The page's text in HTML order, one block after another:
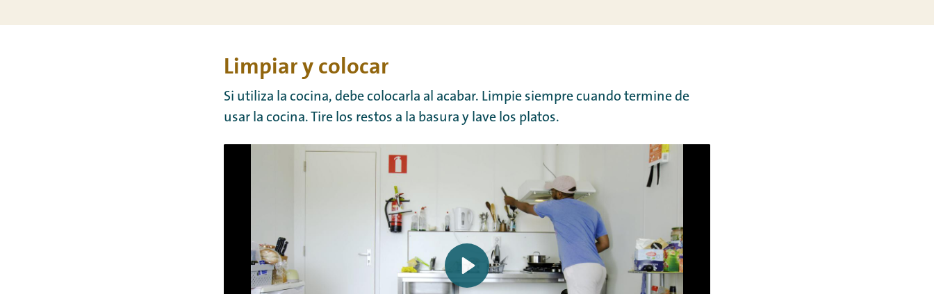
Limpiar y colocar
Si utiliza la cocina, debe colocarla al acabar. Limpie siempre cuando termine de
usar la cocina. Tire los restos a la basura y lave los platos.
Play